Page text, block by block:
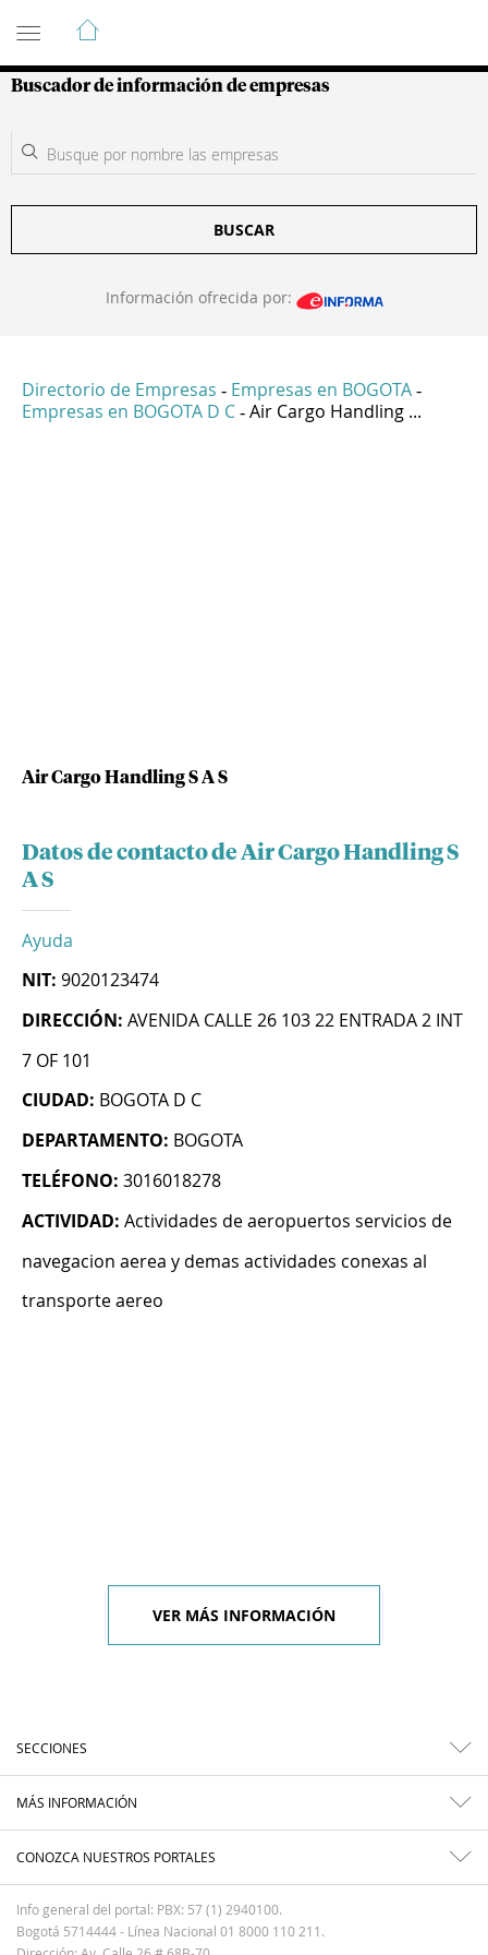
Guía de Empresas Colombianas
Buscador de información de empresas
BUSCAR
Información ofrecida por:
Directorio de Empresas - Empresas en BOGOTA -
Empresas en BOGOTA D C - Air Cargo Handling ...
Air Cargo Handling S A S
Datos de contacto de Air Cargo Handling S
A S
Ayuda
NIT: 9020123474
DIRECCIÓN: AVENIDA CALLE 26 103 22 ENTRADA 2 INT
7 OF 101
CIUDAD: BOGOTA D C
DEPARTAMENTO: BOGOTA
TELÉFONO: 3016018278
ACTIVIDAD: Actividades de aeropuertos servicios de
navegacion aerea y demas actividades conexas al
transporte aereo
VER MÁS INFORMACIÓN
SECCIONES
MÁS INFORMACIÓN
CONOZCA NUESTROS PORTALES
Info general del portal: PBX: 57 (1) 2940100.
Bogotá 5714444 - Línea Nacional 01 8000 110 211.